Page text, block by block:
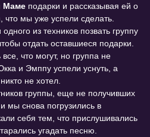
Маме подарки и рассказывая ей о
что мы уже успели сделать.
из техников позвать группу
отдать оставшиеся подарки.
что могут, но группа не
и Эмппу успели уснуть, а
не хотел.
группы, еще не получивших
мы снова погрузились в
себя тем, что прислушивались
угадать песню.